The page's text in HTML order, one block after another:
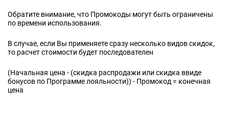
Обратите внимание, что Промокоды могут быть ограничены
по времени использования.
В случае, если Вы применяете сразу несколько видов скидок,
то расчет стоимости будет последователен
(Начальная цена - (скидка распродажи или скидка ввиде
бонусов по Программе лояльности)) - Промокод = конечная
цена